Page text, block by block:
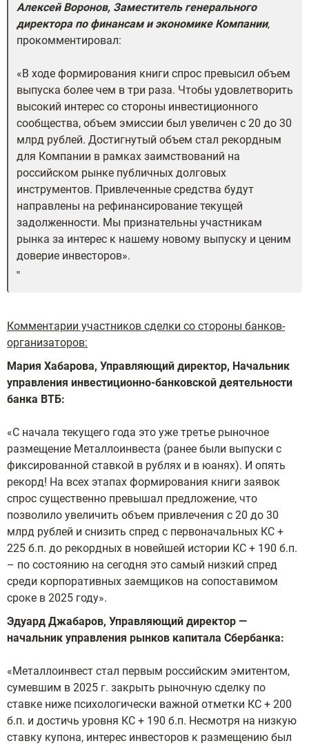
Алексей Воронов, Заместитель генерального
директора по финансам и экономике Компании,
прокомментировал:
«В ходе формирования книги спрос превысил объем
выпуска более чем в три раза. Чтобы удовлетворить
высокий интерес со стороны инвестиционного
сообщества, объем эмиссии был увеличен с 20 до 30
млрд рублей. Достигнутый объем стал рекордным
для Компании в рамках заимствований на
российском рынке публичных долговых
инструментов. Привлеченные средства будут
направлены на рефинансирование текущей
задолженности. Мы признательны участникам
рынка за интерес к нашему новому выпуску и ценим
доверие инвесторов».
Комментарии участников сделки со стороны банков-
организаторов:
Мария Хабарова, Управляющий директор, Начальник
управления инвестиционно-банковской деятельности
банка ВТБ:
«С начала текущего года это уже третье рыночное
размещение Металлоинвеста (ранее были выпуски с
фиксированной ставкой в рублях и в юанях). И опять
рекорд! На всех этапах формирования книги заявок
спрос существенно превышал предложение, что
позволило увеличить объем привлечения с 20 до 30
млрд рублей и снизить спред с первоначальных КС +
225 б.п. до рекордных в новейшей истории КС + 190 б.п.
– по состоянию на сегодня это самый низкий спред
среди корпоративных заемщиков на сопоставимом
сроке в 2025 году».
Эдуард Джабаров, Управляющий директор —
начальник управления рынков капитала Сбербанка:
«Металлоинвест стал первым российским эмитентом,
сумевшим в 2025 г. закрыть рыночную сделку по
ставке ниже психологически важной отметки КС + 200
б.п. и достичь уровня КС + 190 б.п. Несмотря на низкую
ставку купона, интерес инвесторов к размещению был